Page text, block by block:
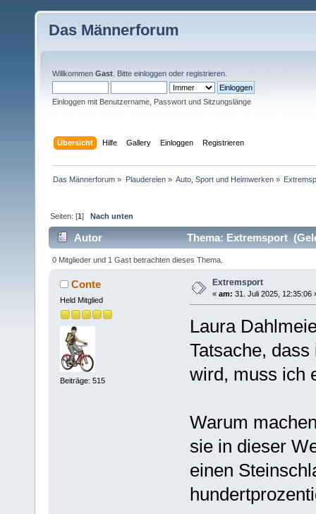
Das Männerforum
Willkommen Gast . Bitte einloggen oder registrieren
Einloggen mit Benutzername, Passwort und Sitzungslänge
Übersicht Hilfe Gallery Einloggen Registrieren
Das Männerforum » Plaudereien» Auto, Sport und Heimwerken»
Seiten: [1]Nach unten
Autor Thema: Extremsport
0 Mitglieder und 1 Gast betrachten dieses Thema.
Conte
Held Mitglied
Beiträge: 515
Extremsport
« am: 31. Juli 2025, 12:35:06
Laura
Tatsache,
wird, muss ich
Warum
sie in dieser
einen